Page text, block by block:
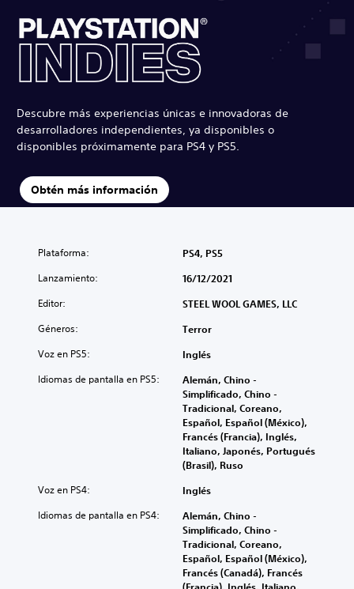
Descubre más experiencias únicas e innovadoras de
desarrolladores independientes, ya disponibles o
disponibles próximamente para PS4 y PS5.
Obtén más información
Plataforma: PS4, PS5
Lanzamiento: 16/12/2021
Editor: STEEL WOOL GAMES, LLC
Géneros: Terror
Voz en PS5: Inglés
Idiomas de pantalla en PS5:
Alemán, Chino -
Simplificado, Chino -
Tradicional, Coreano,
Español, Español (México),
Francés (Francia), Inglés,
Italiano, Japonés, Portugués
(Brasil), Ruso
Voz en PS4: Inglés
Idiomas de pantalla en PS4:
Alemán, Chino -
Simplificado, Chino -
Tradicional, Coreano,
Español, Español (México),
Francés (Canadá), Francés